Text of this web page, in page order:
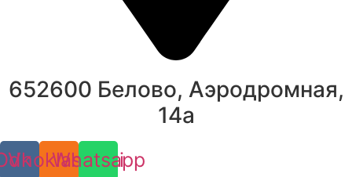
652600 Белово, Аэродромная,
14а
Vk Whatsapp